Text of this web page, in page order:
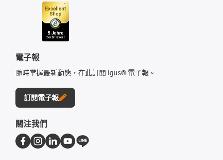
電子報
隨時掌握最新動態，在此訂閱 igus® 電子報。
訂閱電子報
關注我們